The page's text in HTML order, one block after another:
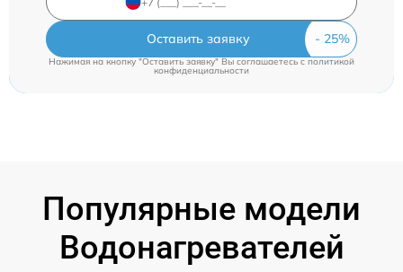
Оставить заявку
Нажимая на кнопку "Оставить заявку" Вы соглашаетесь cполитикой
конфиденциальности
Популярные модели
Водонагревателей